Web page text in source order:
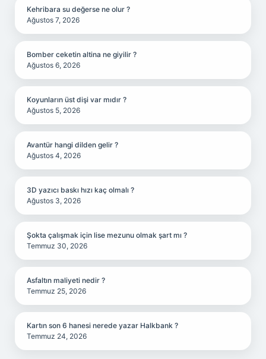
Kehribara su değerse ne olur ?
Ağustos 7, 2026
Bomber ceketin altina ne giyilir ?
Ağustos 6, 2026
Koyunların üst dişi var mıdır ?
Ağustos 5, 2026
Avantür hangi dilden gelir ?
Ağustos 4, 2026
3D yazıcı baskı hızı kaç olmalı ?
Ağustos 3, 2026
Şokta çalışmak için lise mezunu olmak şart mı ?
Temmuz 30, 2026
Asfaltın maliyeti nedir ?
Temmuz 25, 2026
Kartın son 6 hanesi nerede yazar Halkbank ?
Temmuz 24, 2026